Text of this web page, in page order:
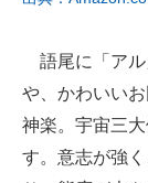
語尾に「アル
や、かわいい
神楽。宇宙三
す。意志が強